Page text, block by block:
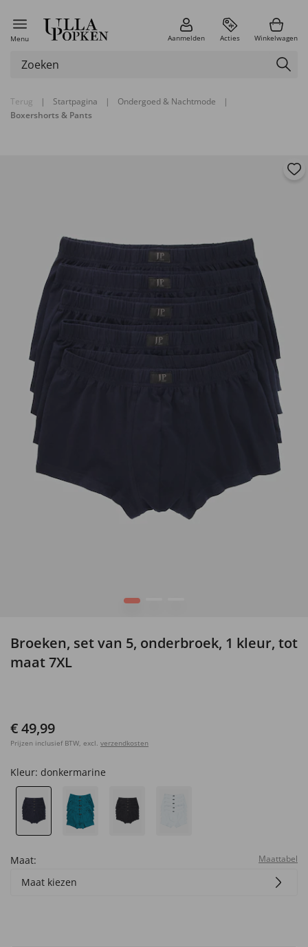
Menu Aanmelden Acties Winkelwagen
Terug | Startpagina | Ondergoed & Nachtmode
|
Boxershorts & Pants
1
Broeken, set van 5, onderbroek, 1 kleur, tot
maat 7XL
€ 49,99
Prijzen inclusief BTW, excl. verzendkosten
Kleur: donkermarine
Maat: Maattabel
Maat kiezen